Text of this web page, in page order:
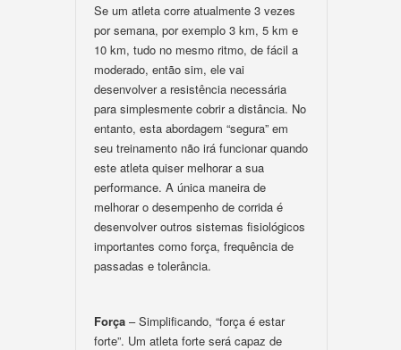
Se um atleta corre atualmente 3 vezes
por semana, por exemplo 3 km, 5 km e
10 km, tudo no mesmo ritmo, de fácil a
moderado, então sim, ele vai
desenvolver a resistência necessária
para simplesmente cobrir a distância. No
entanto, esta abordagem “segura” em
seu treinamento não irá funcionar quando
este atleta quiser melhorar a sua
performance. A única maneira de
melhorar o desempenho de corrida é
desenvolver outros sistemas fisiológicos
importantes como força, frequência de
passadas e tolerância.
Força – Simplificando, “força é estar
forte”. Um atleta forte será capaz de